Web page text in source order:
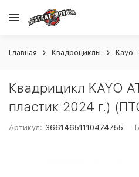
Главная Квадроциклы Kayo
Квадрицикл KAYO
пластик 2024 г.)
Артикул: 36614651110474755